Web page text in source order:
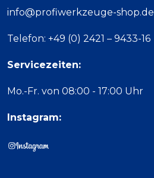
info@profiwerkzeuge-shop.de
Telefon: +49 (0) 2421 – 9433-16
Servicezeiten:
Mo.-Fr. von 08:00 - 17:00 Uhr
Instagram: